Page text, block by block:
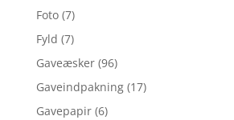
Foto (7)
Fyld (7)
Gaveæsker (96)
Gaveindpakning (17)
Gavepapir (6)